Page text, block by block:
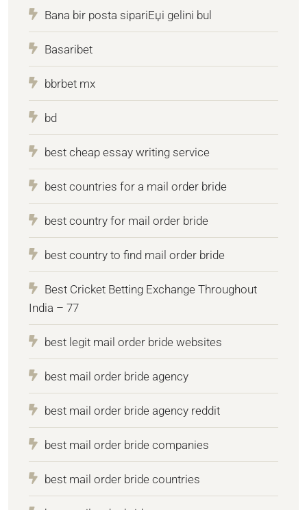
Bana bir posta sipariЕџi gelini bul
Basaribet
bbrbet mx
bd
best cheap essay writing service
best countries for a mail order bride
best country for mail order bride
best country to find mail order bride
Best Cricket Betting Exchange Throughout
India – 77
best legit mail order bride websites
best mail order bride agency
best mail order bride agency reddit
best mail order bride companies
best mail order bride countries